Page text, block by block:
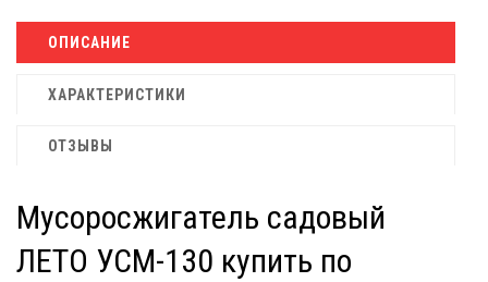
ОПИСАНИЕ
ХАРАКТЕРИСТИКИ
ОТЗЫВЫ
Мусоросжигатель садовый
ЛЕТО УСМ-130 купить по